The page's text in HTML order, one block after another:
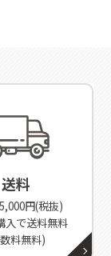
送料
円(税抜)
入で送料無料
料無料)